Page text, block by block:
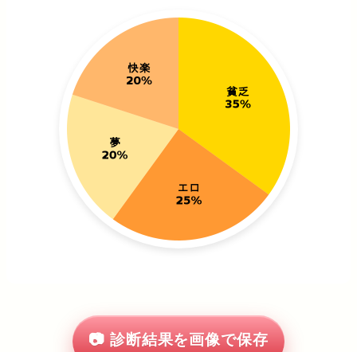
📷 診断結果を画像で保存